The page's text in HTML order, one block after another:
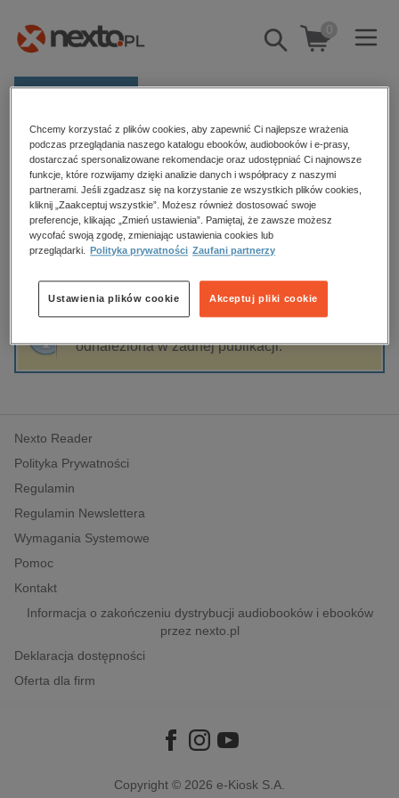
Pokaż/schowaj
wyszukiwarkę
0
Kategorie
Zobacz wszystkie E-prasa
budownictwo, aranżacja wnętrz
biznesowe, branżowe, gospodarka
dzienniki
edukacja
hobby, sport, rozrywka
komputery, internet, technologie, informatyka
polityka, społeczno-informacyjne
psychologiczne
inne
popularno-naukowe
historia
Strona główna Anton Straszimirow
Anton Straszimirow
Sortowanie Filtrowanie
odnaleziona w żadnej publikacji.
Nexto Reader
Polityka Prywatności
Regulamin
Regulamin Newslettera
Wymagania Systemowe
Pomoc
Kontakt
Informacja o zakończeniu dystrybucji audiobooków i ebooków
przez nexto.pl
Deklaracja dostępności
Oferta dla firm
Copyright © 2026 e-Kiosk S.A.
Chcemy korzystać z plików cookies, aby zapewnić Ci najlepsze wrażenia
podczas przeglądania naszego katalogu ebooków, audiobooków i e-prasy,
dostarczać spersonalizowane rekomendacje oraz udostępniać Ci najnowsze
funkcje, które rozwijamy dzięki analizie danych i współpracy z naszymi
partnerami. Jeśli zgadzasz się na korzystanie ze wszystkich plików cookies,
kliknij „Zaakceptuj wszystkie”. Możesz również dostosować swoje
preferencje, klikając „Zmień ustawienia”. Pamiętaj, że zawsze możesz
wycofać swoją zgodę, zmieniając ustawienia cookies lub
przeglądarki.
Polityka prywatności Zaufani partnerzy
Akceptuj pliki cookie
Ustawienia plików cookie